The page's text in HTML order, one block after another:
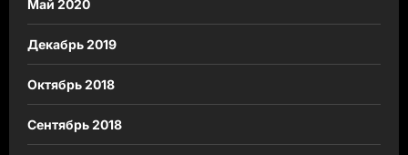
Май 2020
Декабрь 2019
Октябрь 2018
Сентябрь 2018